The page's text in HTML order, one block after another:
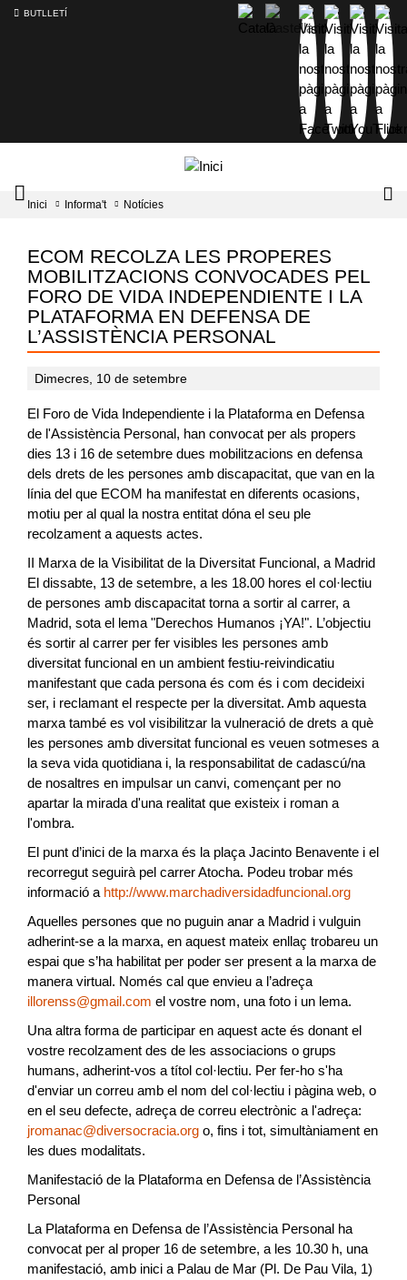
BUTLLETÍ
Mobile
menu
Inici Informa't Notícies
ECOM RECOLZA LES PROPERES
MOBILITZACIONS CONVOCADES PEL
FORO DE VIDA INDEPENDIENTE I LA
PLATAFORMA EN DEFENSA DE
L’ASSISTÈNCIA PERSONAL
Dimecres, 10 de setembre
El Foro de Vida Independiente i la Plataforma en Defensa
de l'Assistència Personal, han convocat per als propers
dies 13 i 16 de setembre dues mobilitzacions en defensa
dels drets de les persones amb discapacitat, que van en la
línia del que ECOM ha manifestat en diferents ocasions,
motiu per al qual la nostra entitat dóna el seu ple
recolzament a aquests actes.
II Marxa de la Visibilitat de la Diversitat Funcional, a Madrid
El dissabte, 13 de setembre, a les 18.00 hores el col·lectiu
de persones amb discapacitat torna a sortir al carrer, a
Madrid, sota el lema "Derechos Humanos ¡YA!". L’objectiu
és sortir al carrer per fer visibles les persones amb
diversitat funcional en un ambient festiu-reivindicatiu
manifestant que cada persona és com és i com decideixi
ser, i reclamant el respecte per la diversitat. Amb aquesta
marxa també es vol visibilitzar la vulneració de drets a què
les persones amb diversitat funcional es veuen sotmeses a
la seva vida quotidiana i, la responsabilitat de cadascú/na
de nosaltres en impulsar un canvi, començant per no
apartar la mirada d'una realitat que existeix i roman a
l'ombra.
El punt d’inici de la marxa és la plaça Jacinto Benavente i el
recorregut seguirà pel carrer Atocha. Podeu trobar més
informació a http://www.marchadiversidadfuncional.org
Aquelles persones que no puguin anar a Madrid i vulguin
adherint-se a la marxa, en aquest mateix enllaç trobareu un
espai que s’ha habilitat per poder ser present a la marxa de
manera virtual. Només cal que envieu a l’adreça
illorenss@gmail.com el vostre nom, una foto i un lema.
Una altra forma de participar en aquest acte és donant el
vostre recolzament des de les associacions o grups
humans, adherint-vos a títol col·lectiu. Per fer-ho s'ha
d'enviar un correu amb el nom del col·lectiu i pàgina web, o
en el seu defecte, adreça de correu electrònic a l'adreça:
jromanac@diversocracia.org o, fins i tot, simultàniament en
les dues modalitats.
Manifestació de la Plataforma en Defensa de l’Assistència
Personal
La Plataforma en Defensa de l’Assistència Personal ha
convocat per al proper 16 de setembre, a les 10.30 h, una
manifestació, amb inici a Palau de Mar (Pl. De Pau Vila, 1)